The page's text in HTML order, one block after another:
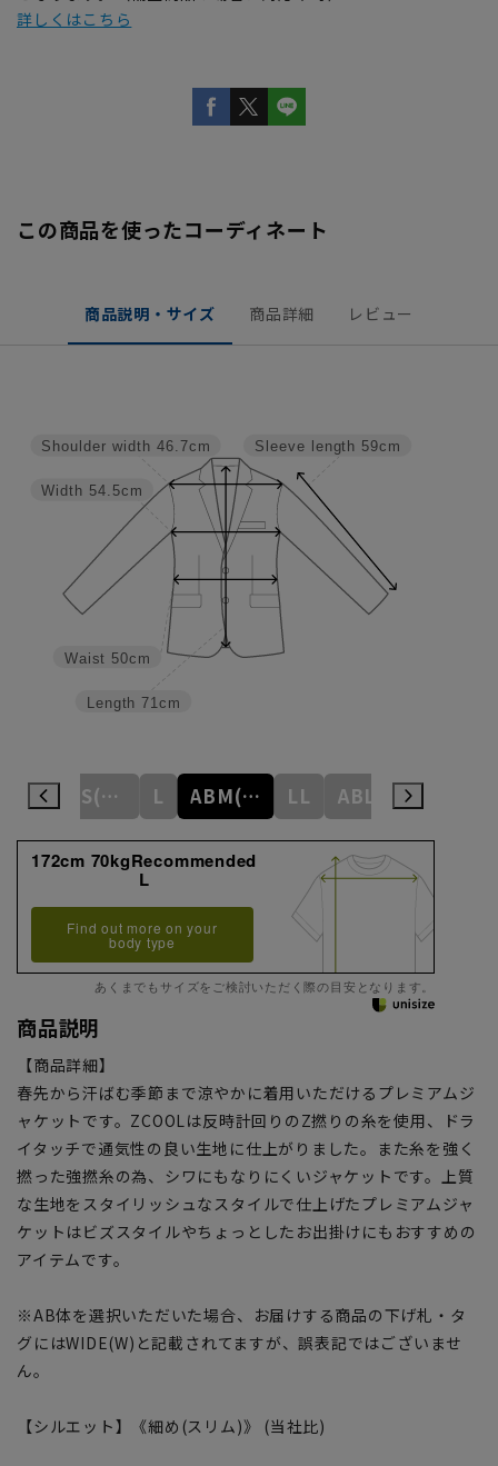
詳しくはこちら
この商品を使ったコーディネート
商品説明・サイズ 商品詳細 レビュー
Sleeve length 59cm
Length 71cm
Waist 50cm
Width 54.5cm
Shoulder width 46.7cm
ABS(WideS) L ABM(WideM) LL
172cm 70kgRecommended
L
Find out more on your
body type
あくまでもサイズをご検討いただく際の目安となります。
商品説明
【商品詳細】
春先から汗ばむ季節まで涼やかに着用いただけるプレミアムジ
ャケットです。ZCOOLは反時計回りのZ撚りの糸を使用、ドラ
イタッチで通気性の良い生地に仕上がりました。また糸を強く
撚った強撚糸の為、シワにもなりにくいジャケットです。上質
な生地をスタイリッシュなスタイルで仕上げたプレミアムジャ
ケットはビズスタイルやちょっとしたお出掛けにもおすすめの
アイテムです。
※AB体を選択いただいた場合、お届けする商品の下げ札・タ
グにはWIDE(W)と記載されてますが、誤表記ではございませ
ん。
【シルエット】《細め(スリム)》 (当社比)